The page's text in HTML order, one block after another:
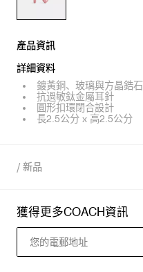
產品資訊
詳細資料
鍍黃銅、玻璃與方晶鋯石
抗過敏鈦金屬耳針
圓形扣環閉合設計
長2.5公分 x 高2.5公分
/ 新品
獲得更多COACH資訊